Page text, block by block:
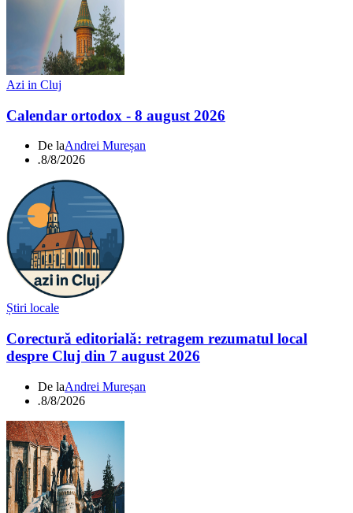
Azi in Cluj
Calendar ortodox - 8 august 2026
De laAndrei Mureșan
.8/8/2026
Știri locale
Corectură editorială: retragem rezumatul local
despre Cluj din 7 august 2026
De laAndrei Mureșan
.8/8/2026